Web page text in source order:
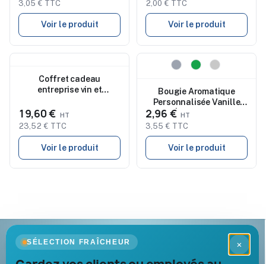
3,05 € TTC
Voir le produit
2,00 € TTC
Voir le produit
Coffret cadeau
entreprise vin et
19,60 €
23,52 € TTC
Voir le produit
Nouveau
Bougie Aromatique
Personnalisée Vanille
Elora | Cadeau Unique
2,96 €
3,55 € TTC
Voir le produit
×
SÉLECTION FRAÎCHEUR
Goodies Pub France
Objets publicitaires · par Promenoch